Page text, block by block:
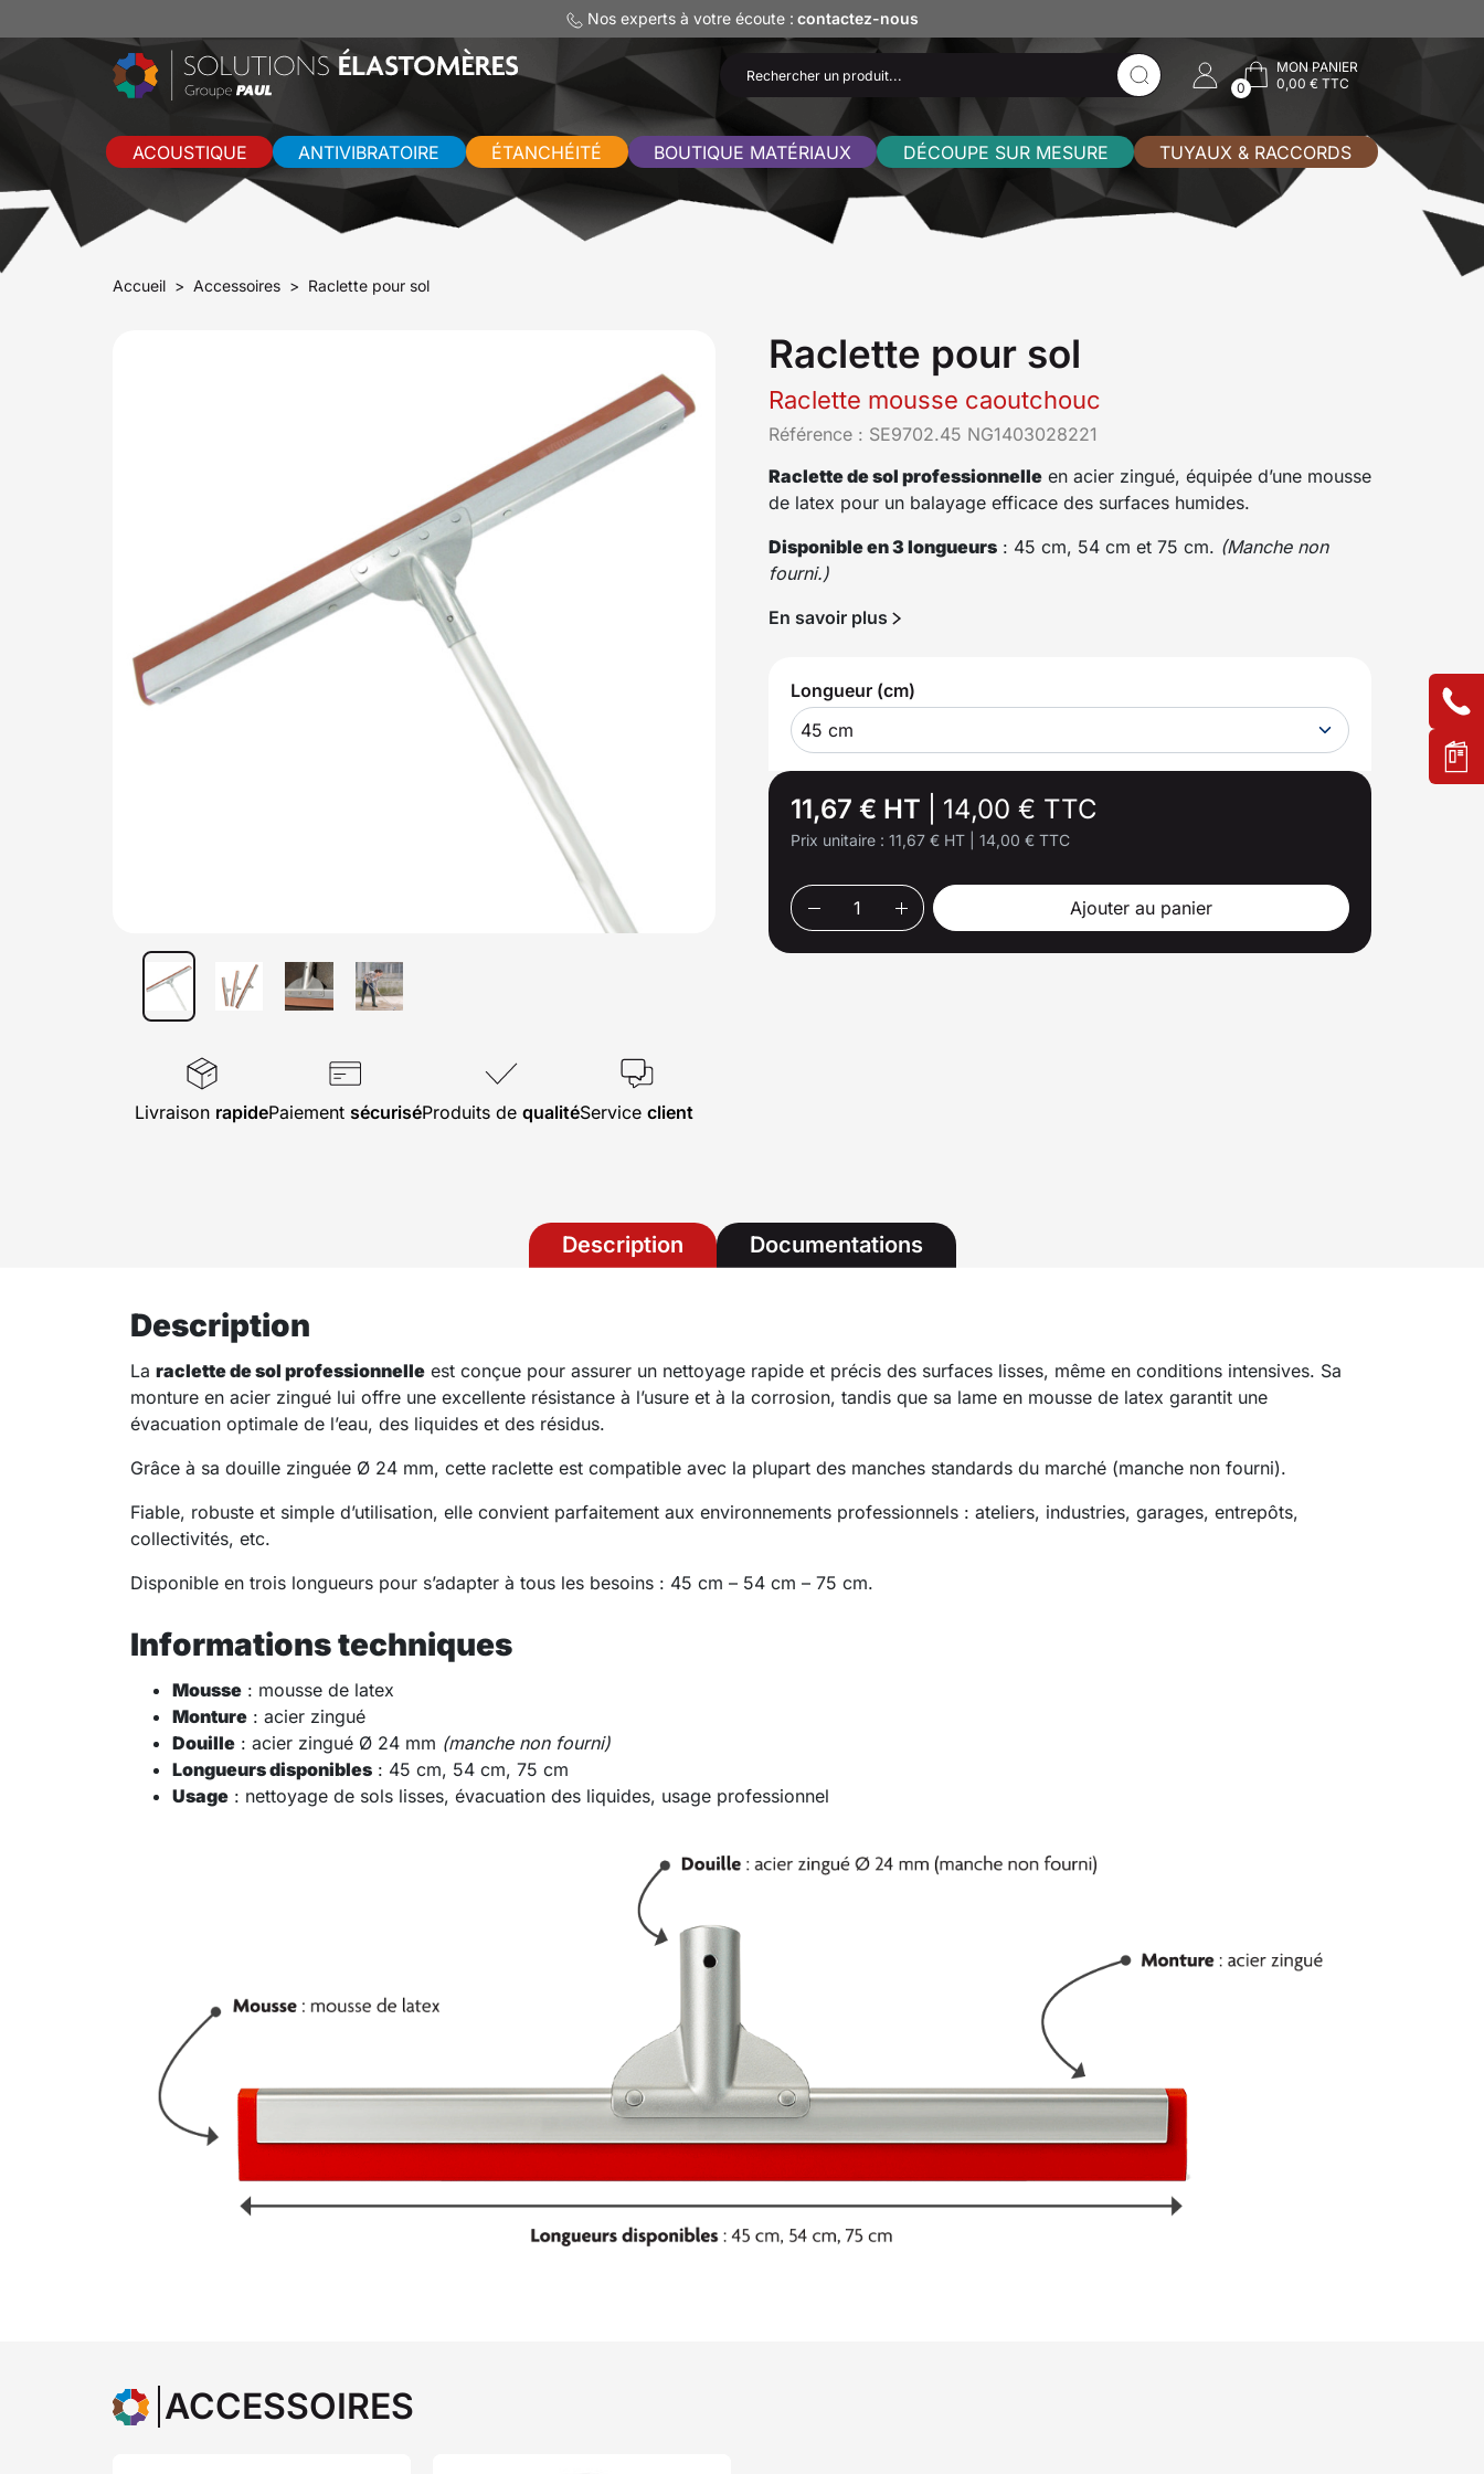
Nos experts à votre écoute : contactez-nous
0
MON PANIER
0,00 € TTC
ACOUSTIQUE ANTIVIBRATOIRE ÉTANCHÉITÉ BOUTIQUE MATÉRIAUX DÉCOUPE SUR MESURE TUYAUX & RACCORDS
Accueil Accessoires Raclette pour sol
Livraison rapidePaiement sécuriséProduits de qualitéService client
Raclette mousse caoutchouc
Raclette pour sol
Référence : SE9702.45 NG1403028221
Raclette de sol professionnelle en acier zingué, équipée d’une mousse
de latex pour un balayage efficace des surfaces humides.
Disponible en 3 longueurs : 45 cm, 54 cm et 75 cm. (Manche non
fourni.)
En savoir plus
Longueur (cm)
45 cm
11,67 € HT 14,00 € TTC
Prix unitaire : 11,67 € HT 14,00 € TTC
Ajouter au panier
Description Documentations
Description
La raclette de sol professionnelle est conçue pour assurer un nettoyage rapide et précis des surfaces lisses, même en conditions intensives. Sa
monture en acier zingué lui offre une excellente résistance à l’usure et à la corrosion, tandis que sa lame en mousse de latex garantit une
évacuation optimale de l’eau, des liquides et des résidus.
Grâce à sa douille zinguée Ø 24 mm, cette raclette est compatible avec la plupart des manches standards du marché (manche non fourni).
Fiable, robuste et simple d’utilisation, elle convient parfaitement aux environnements professionnels : ateliers, industries, garages, entrepôts,
collectivités, etc.
Disponible en trois longueurs pour s’adapter à tous les besoins : 45 cm – 54 cm – 75 cm.
Informations techniques
Mousse : mousse de latex
Monture : acier zingué
Douille : acier zingué Ø 24 mm (manche non fourni)
Longueurs disponibles : 45 cm, 54 cm, 75 cm
Usage : nettoyage de sols lisses, évacuation des liquides, usage professionnel
ACCESSOIRES